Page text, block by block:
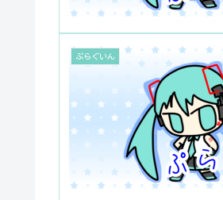
ぷらぐいん